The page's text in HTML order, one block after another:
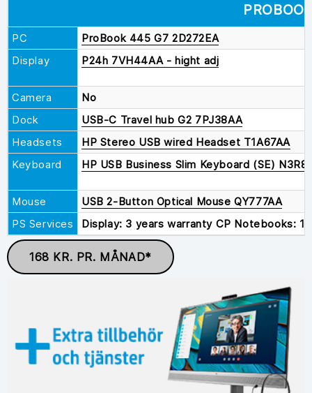
PC
ProBook 445 G7 2D272EA
Display
P24h 7VH44AA - hight adj
Camera
No
Dock
USB-C Travel hub G2 7PJ38AA
Headsets
HP Stereo USB wired Headset T1A67AA
Keyboard
HP USB Business Slim Keyboard (SE)
Mouse
USB 2-Button Optical Mouse QY777AA
PS Services
Display: 3 years warranty CP Notebooks:
168 KR. PR. MÅNAD*